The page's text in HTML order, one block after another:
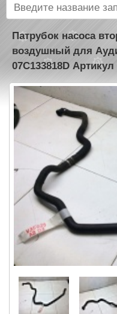
Патрубок насоса
воздушный для
07C133818D Артикул